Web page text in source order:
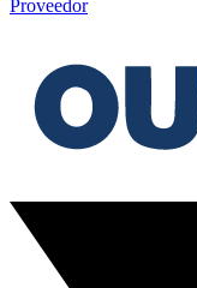
Proveedor